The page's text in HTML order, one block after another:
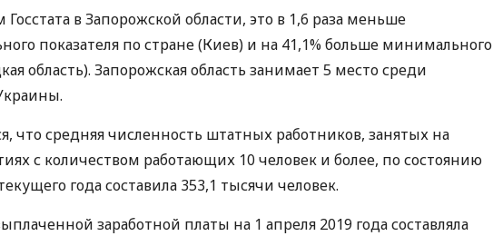
в Запорожской области, это в 1,6 раза меньше
показателя по стране (Киев) и на 41,1% больше минимального
область). Запорожская область занимает 5 место среди
что средняя численность штатных работников, занятых на
с количеством работающих 10 человек и более, по состоянию
года составила 353,1 тысячи человек.
заработной платы на 1 апреля 2019 года составляла